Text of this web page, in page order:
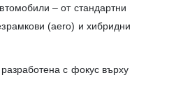
– от стандартни
(aero) и хибридни
с фокус върху